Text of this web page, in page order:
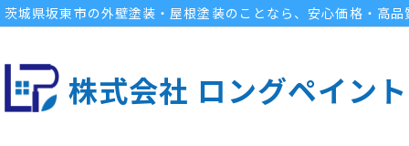
茨城県坂東市の外壁塗装・屋根塗装のことなら、安心価格・高
株式会社 ロングペイント